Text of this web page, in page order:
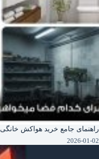
راهنمای جامع خرید هواکش خانگی
2026-01-02